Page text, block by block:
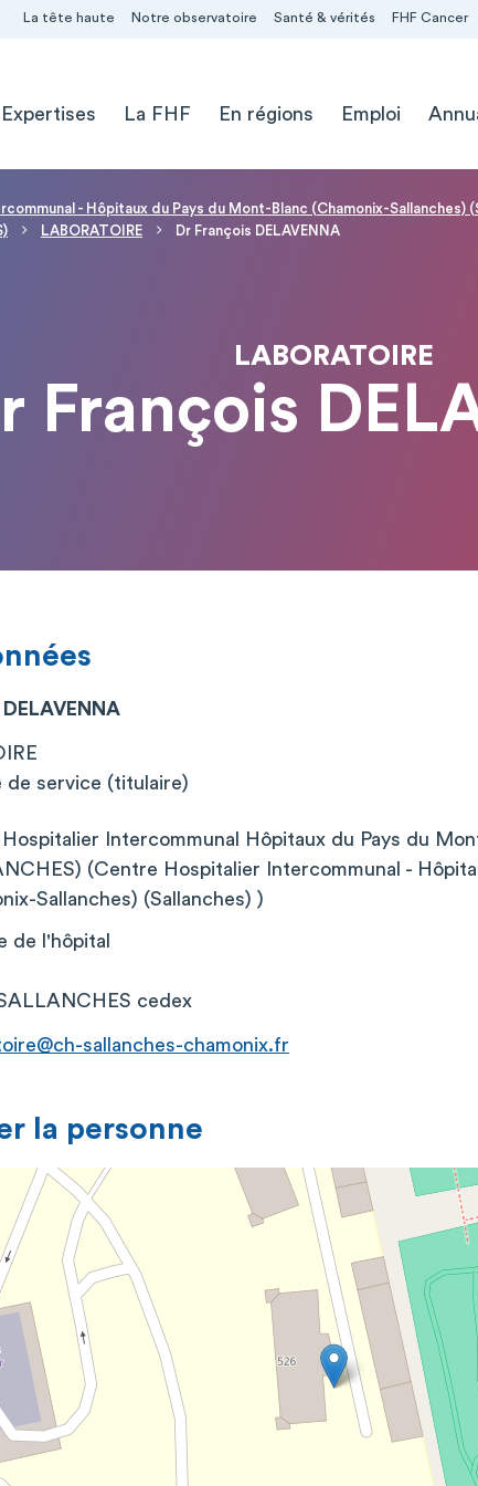
La tête haute Notre observatoire Santé & vérités FHF Cancer
Expertises La FHF En régions Emploi
- Hôpitaux du Pays du Mont-Blanc (Chamonix-Sallanches)
LABORATOIRE Dr François DELAVENNA
LABORATOIRE
François
de service (titulaire)
Intercommunal Hôpitaux du Pays du
(Centre Hospitalier Intercommunal -
Sallanches) (Sallanches) )
de l'hôpital
cedex
sallanches-chamonix.fr
la personne